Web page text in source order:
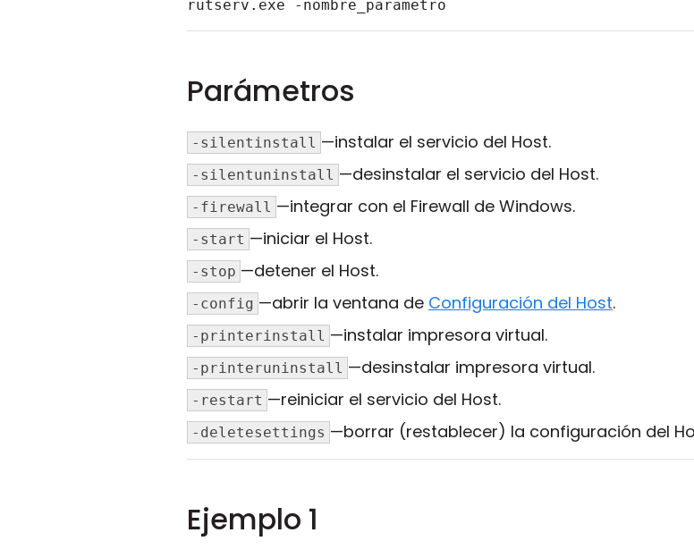
rutserv.exe -nombre_parametro
Parámetros
-silentinstall —instalar el servicio del Host.
-silentuninstall —desinstalar el servicio del Host.
-firewall —integrar con el Firewall de Windows.
-start —iniciar el Host.
-stop —detener el Host.
-config —abrir la ventana de Configuración del Host.
-printerinstall —instalar impresora virtual.
-printeruninstall —desinstalar impresora virtual.
-restart —reiniciar el servicio del Host.
-deletesettings —borrar (restablecer) la configuración del
Ejemplo 1